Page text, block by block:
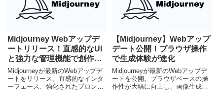
Midjourney Webアップデ
ートリリース！直感的なUI
と強力な管理機能で創作を
加速
Midjourneyが最新のWebアップデ
ートをリリース。直感的なインタ
ーフェース、強化されたプロンプ
【Midjourney】Webアップ
デート公開！ブラウザ操作
で生成体験が進化
Midjourneyが最新のWebアップデ
ートを公開。ブラウザベースの操
作性が大幅に向上し、画像生成の